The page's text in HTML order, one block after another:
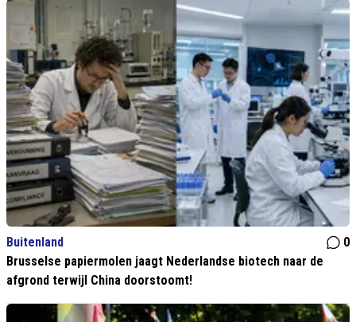
Buitenland
0
Brusselse papiermolen jaagt Nederlandse biotech naar de
afgrond terwijl China doorstoomt!